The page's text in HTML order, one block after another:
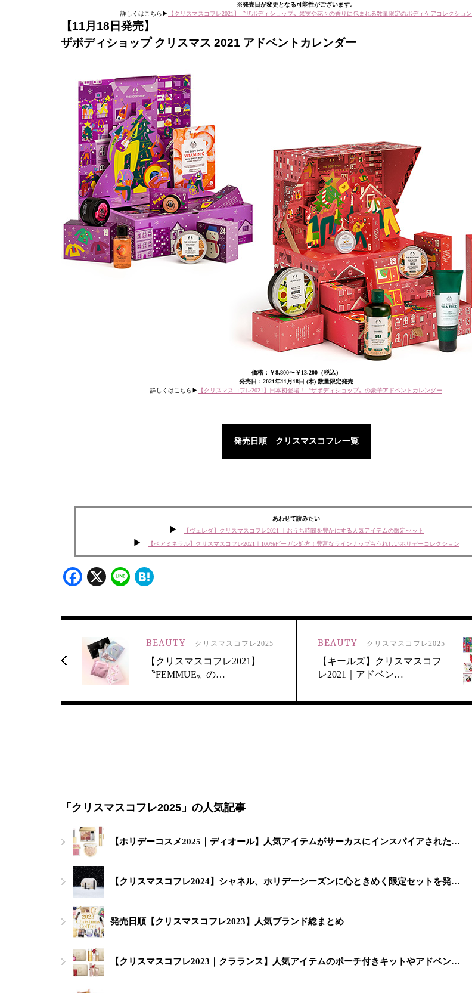
※発売日が変更となる可能性がございます。
詳しくはこちら▶︎
【クリスマスコフレ2021】〝ザボディショップ〟果実や花々の香りに包まれる数量限定のボディケアコレクション
【11月18日発売】
ザボディショップ クリスマス 2021 アドベントカレンダー
価格：￥8,800〜￥13,200（税込）
発売日：2021年11月18日 (木) 数量限定発売
詳しくはこちら▶︎
【クリスマスコフレ2021】日本初登場！〝ザボディショップ〟の豪華アドベントカレンダー
発売日順 クリスマスコフレ一覧
あわせて読みたい
【ヴェレダ】クリスマスコフレ2021 ｜おうち時間を豊かにする人気アイテムの限定セット
【ベアミネラル】クリスマスコフレ2021｜100%ビーガン処方！豊富なラインナップもうれしいホリデーコレクション
Facebook
X Line
BEAUTY クリスマスコフレ2025
【クリスマスコフレ2021】
〝FEMMUE〟の…
BEAUTY クリスマスコフレ2025
【キールズ】クリスマスコフ
レ2021｜アドベン…
「クリスマスコフレ2025」の人気記事
【ホリデーコスメ2025｜ディオール】人気アイテムがサーカスにインスパイアされた…
【クリスマスコフレ2024】シャネル、ホリデーシーズンに心ときめく限定セットを発…
発売日順【クリスマスコフレ2023】人気ブランド総まとめ
【クリスマスコフレ2023｜クラランス】人気アイテムのポーチ付きキットやアドベン…